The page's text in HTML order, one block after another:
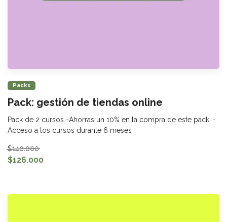
Packs
Pack: gestión de tiendas online
Pack de 2 cursos -Ahorras un 10% en la compra de este pack. -
Acceso a los cursos durante 6 meses
$140.000
$126.000